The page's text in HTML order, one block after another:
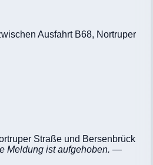
Ausfahrt B68, Nortruper
Straße und Bersenbrück
Meldung ist aufgehoben. —